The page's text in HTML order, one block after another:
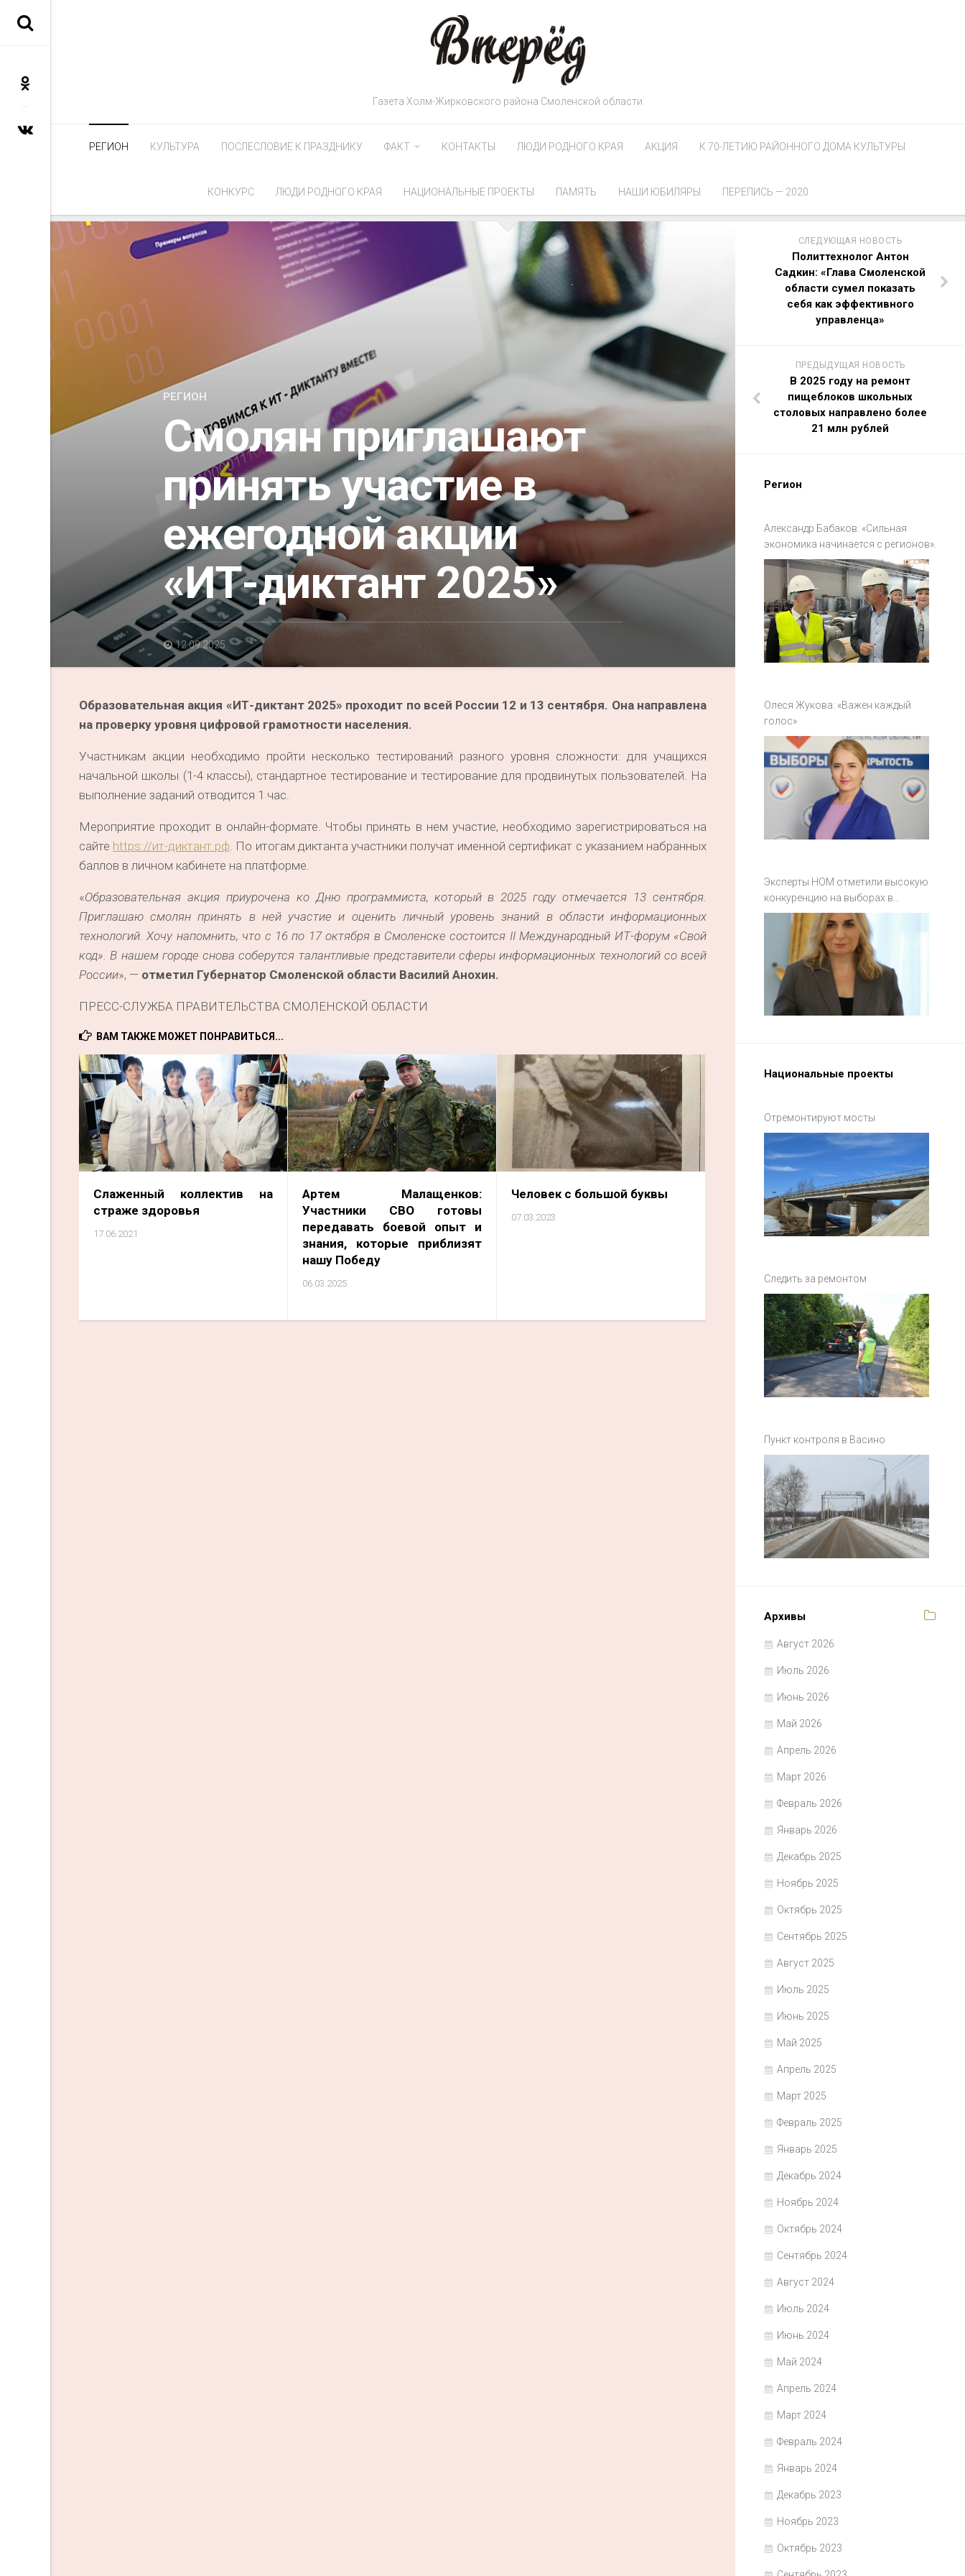
Газета Холм-Жирковского района Смоленской области
РЕГИОН КУЛЬТУРА ПОСЛЕСЛОВИЕ К ПРАЗДНИКУ ФАКТ КОНТАКТЫ ЛЮДИ РОДНОГО КРАЯ АКЦИЯ К 70-ЛЕТИЮ РАЙОННОГО ДОМА КУЛЬТУРЫ
КОНКУРС ЛЮДИ РОДНОГО КРАЯ НАЦИОНАЛЬНЫЕ ПРОЕКТЫ ПАМЯТЬ НАШИ ЮБИЛЯРЫ ПЕРЕПИСЬ — 2020
РЕГИОН
Смолян приглашают
принять участие в
ежегодной акции
«ИТ-диктант 2025»
12.09.2025
Образовательная акция «ИТ-диктант 2025» проходит по всей России 12 и 13 сентября. Она направлена
на проверку уровня цифровой грамотности населения.
Участникам акции необходимо пройти несколько тестирований разного уровня сложности: для учащихся
начальной школы (1-4 классы), стандартное тестирование и тестирование для продвинутых пользователей. На
выполнение заданий отводится 1 час.
Мероприятие проходит в онлайн-формате. Чтобы принять в нем участие, необходимо зарегистрироваться на
сайте https://ит-диктант.рф. По итогам диктанта участники получат именной сертификат с указанием набранных
баллов в личном кабинете на платформе.
«Образовательная акция приурочена ко Дню программиста, который в 2025 году отмечается 13 сентября.
Приглашаю смолян принять в ней участие и оценить личный уровень знаний в области информационных
технологий. Хочу напомнить, что с 16 по 17 октября в Смоленске состоится II Международный ИТ-форум «Свой
код». В нашем городе снова соберутся талантливые представители сферы информационных технологий со всей
России», — отметил Губернатор Смоленской области Василий Анохин.
ПРЕСС-СЛУЖБА ПРАВИТЕЛЬСТВА СМОЛЕНСКОЙ ОБЛАСТИ
ВАМ ТАКЖЕ МОЖЕТ ПОНРАВИТЬСЯ...
Слаженный коллектив на
страже здоровья
17.06.2021
Артем Малащенков:
Участники СВО готовы
передавать боевой опыт и
знания, которые приблизят
нашу Победу
06.03.2025
Человек с большой буквы
07.03.2023
СЛЕДУЮЩАЯ НОВОСТЬ
Политтехнолог Антон
Садкин: «Глава Смоленской
области сумел показать
себя как эффективного
управленца»
ПРЕДЫДУЩАЯ НОВОСТЬ
В 2025 году на ремонт
пищеблоков школьных
столовых направлено более
21 млн рублей
Регион
Александр Бабаков: «Сильная
экономика начинается с регионов».
Олеся Жукова: «Важен каждый
голос»
Эксперты НОМ отметили высокую
конкуренцию на выборах в
Смоленской области
Национальные проекты
Отремонтируют мосты
Следить за ремонтом
Пункт контроля в Васино
Архивы
Август 2026
Июль 2026
Июнь 2026
Май 2026
Апрель 2026
Март 2026
Февраль 2026
Январь 2026
Декабрь 2025
Ноябрь 2025
Октябрь 2025
Сентябрь 2025
Август 2025
Июль 2025
Июнь 2025
Май 2025
Апрель 2025
Март 2025
Февраль 2025
Январь 2025
Декабрь 2024
Ноябрь 2024
Октябрь 2024
Сентябрь 2024
Август 2024
Июль 2024
Июнь 2024
Май 2024
Апрель 2024
Март 2024
Февраль 2024
Январь 2024
Декабрь 2023
Ноябрь 2023
Октябрь 2023